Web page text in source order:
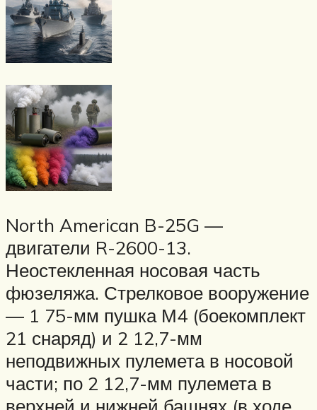
North American B-25G —
двигатели R-2600-13.
Неостекленная носовая часть
фюзеляжа. Стрелковое вооружение
— 1 75-мм пушка М4 (боекомплект
21 снаряд) и 2 12,7-мм
неподвижных пулемета в носовой
части; по 2 12,7-мм пулемета в